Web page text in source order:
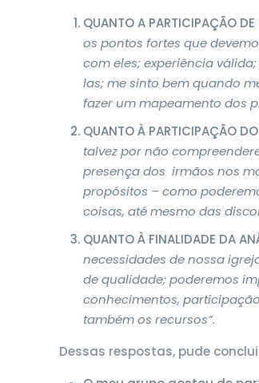
QUANTO A PARTICIPAÇÃO
os pontos fortes que
com eles; experiência
las; me sinto bem quando
fazer um mapeamento dos
QUANTO À PARTICIPAÇÃO
talvez por não
presença dos irmãos nos
propósitos – como
coisas, até mesmo das
QUANTO À FINALIDADE DA
necessidades de nossa
de qualidade; poderemos
conhecimentos,
também os recursos”.
Dessas respostas, pude